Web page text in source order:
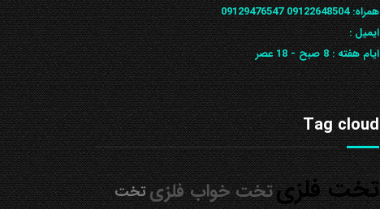
همراه: 09122648504
09129476547
ایمیل :
ایام هفته :8 صبح - 18 عصر
Tag cloud
تخت فلزیتخت خواب فلزیتخت